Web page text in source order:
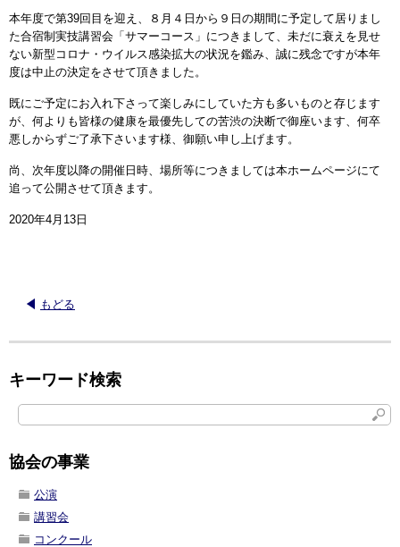
本年度で第39回目を迎え、８月４日から９日の期間に予定して居りまし
た合宿制実技講習会「サマーコース」につきまして、未だに衰えを見せ
ない新型コロナ・ウイルス感染拡大の状況を鑑み、誠に残念ですが本年
度は中止の決定をさせて頂きました。
既にご予定にお入れ下さって楽しみにしていた方も多いものと存じます
が、何よりも皆様の健康を最優先しての苦渋の決断で御座います、何卒
悪しからずご了承下さいます様、御願い申し上げます。
尚、次年度以降の開催日時、場所等につきましては本ホームページにて
追って公開させて頂きます。
2020年4月13日
もどる
キーワード検索
協会の事業
公演
講習会
コンクール